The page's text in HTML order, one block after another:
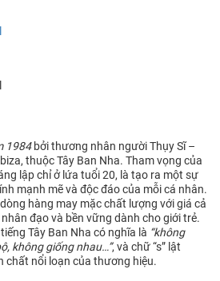
1984bởi thương nhân người Thụy Sĩ –
thuộc Tây Ban Nha. Tham vọng của
lập chỉ ở lứa tuổi 20, là tạo ra một sự
mạnh mẽ và độc đáo của mỗi cá nhân.
hàng may mặc chất lượng với giá cả
đạo và bền vững dành cho giới trẻ.
Tây Ban Nha có nghĩa là “không
không giống nhau…”, và chữ “s” lật
chất nổi loạn của thương hiệu.